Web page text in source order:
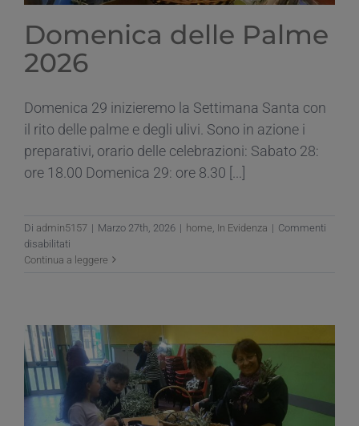
Domenica delle Palme
2026
Domenica 29 inizieremo la Settimana Santa con
il rito delle palme e degli ulivi. Sono in azione i
preparativi, orario delle celebrazioni: Sabato 28:
ore 18.00 Domenica 29: ore 8.30 [...]
Di admin5157 | Marzo 27th, 2026 | home In Evidenza | Commenti
disabilitati
Domenica
Continua a leggere